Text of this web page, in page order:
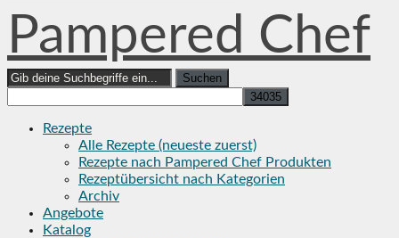
Pampered Chef
Search
for:
Rezepte
Alle Rezepte (neueste zuerst)
Rezepte nach Pampered Chef Produkten
Rezeptübersicht nach Kategorien
Archiv
Angebote
Katalog